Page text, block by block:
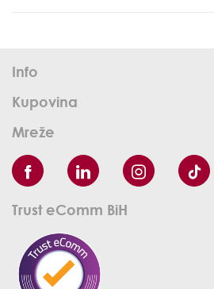
Info
Kupovina
Mreže
Trust eComm BiH